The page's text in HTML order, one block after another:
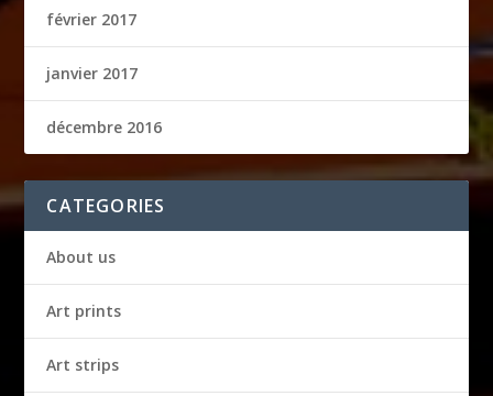
février 2017
janvier 2017
décembre 2016
CATEGORIES
About us
Art prints
Art strips